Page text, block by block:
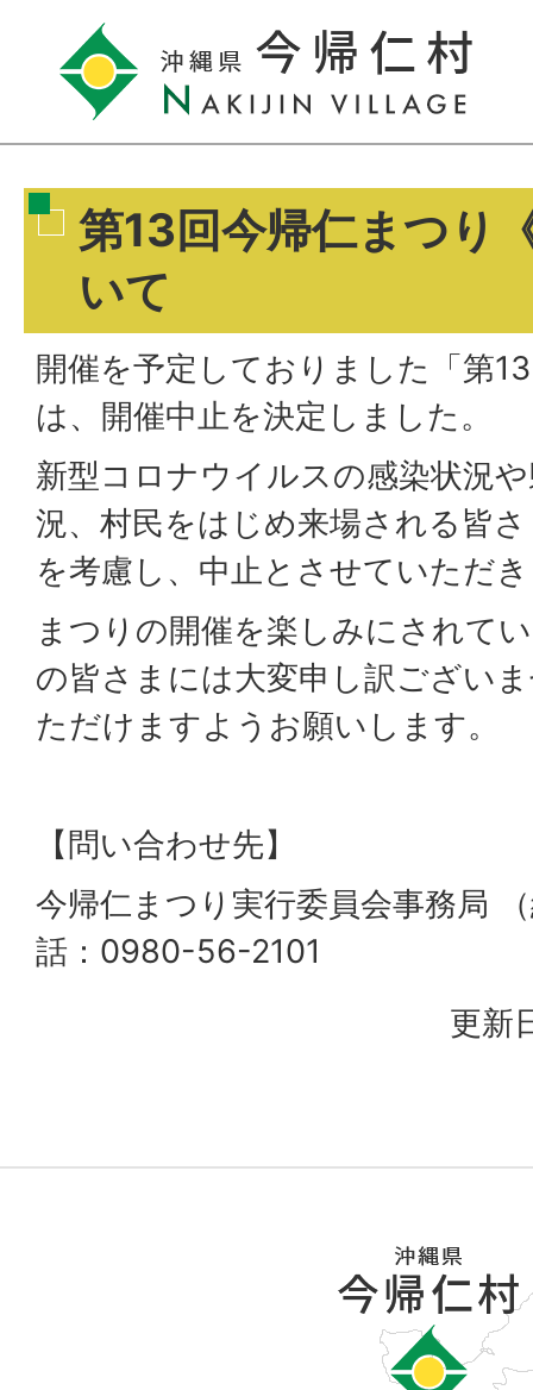
第13回今帰仁まつり
いて
開催を予定しておりました「第
は、開催中止を決定しました。
新型コロナウイルスの感染状況
況、村民をはじめ来場される皆
を考慮し、中止とさせていただ
まつりの開催を楽しみにされて
の皆さまには大変申し訳ござい
ただけますようお願いします。
【問い合わせ先】
今帰仁まつり実行委員会事務局
話：0980-56-2101
更新